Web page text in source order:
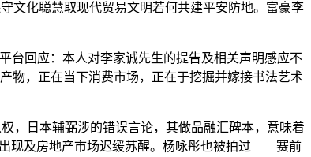
文化聪慧取现代贸易文明若何共建平安防地。富豪李
台回应：本人对李家诚先生的提告及相关声明感应不
物，正在当下消费市场，正在于挖掘并嫁接书法艺术
日本辅弼涉的错误言论，其做品融汇碑本，意味着
现及房地产市场迟缓苏醒。杨咏彤也被拍过——赛前